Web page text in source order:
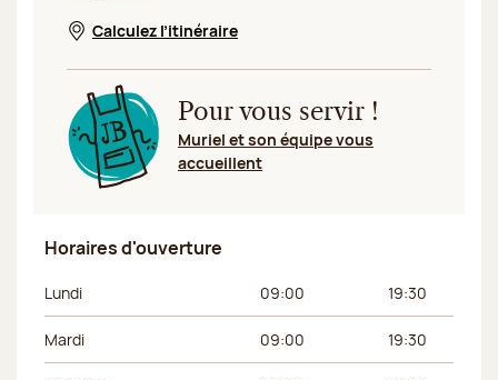
Nouvelle fenêtre
Calculez l’itinéraire
Pour vous servir !
Muriel et son équipe vous
accueillent
Horaires d'ouverture
Jour de la semaine Horaires du matin Horaires de
Lundi 09:00 19:30
Mardi 09:00 19:30